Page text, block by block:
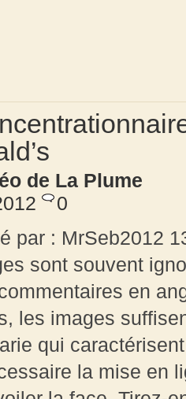
de La Plume
0
par : MrSeb2012
sont souvent
en
les images
qui
la mise en